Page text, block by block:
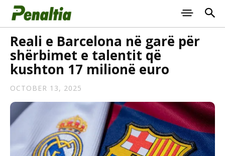
Reali e Barcelona në garë për
shërbimet e talentit që
kushton 17 milionë euro
OCTOBER 13, 2025